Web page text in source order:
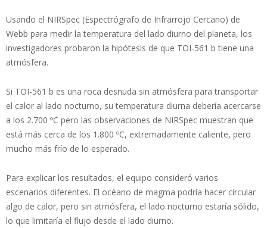
Usando el NIRSpec (Espectrógrafo de Infrarrojo Cercano) de
Webb para medir la temperatura del lado diurno del planeta, los
investigadores probaron la hipótesis de que TOI-561 b tiene una
atmósfera.
Si TOI-561 b es una roca desnuda sin atmósfera para transportar
el calor al lado nocturno, su temperatura diurna debería acercarse
a los 2.700 ºC pero las observaciones de NIRSpec muestran que
está más cerca de los 1.800 ºC, extremadamente caliente, pero
mucho más frío de lo esperado.
Para explicar los resultados, el equipo consideró varios
escenarios diferentes. El océano de magma podría hacer circular
algo de calor, pero sin atmósfera, el lado nocturno estaría sólido,
lo que limitaría el flujo desde el lado diurno.